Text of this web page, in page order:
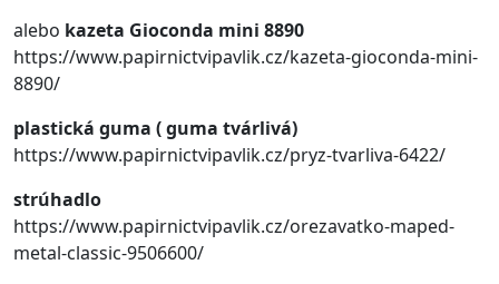
alebo kazeta Gioconda mini 8890
https://www.papirnictvipavlik.cz/kazeta-gioconda-mini-
8890/
plastická guma ( guma tvárlivá)
https://www.papirnictvipavlik.cz/pryz-tvarliva-6422/
strúhadlo
https://www.papirnictvipavlik.cz/orezavatko-maped-
metal-classic-9506600/